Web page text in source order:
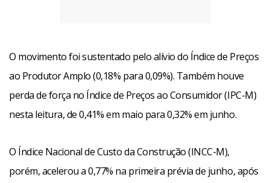
O movimento foi sustentado pelo alívio do Índice de Preços
ao Produtor Amplo (0,18% para 0,09%). Também houve
perda de força no Índice de Preços ao Consumidor (IPC-M)
nesta leitura, de 0,41% em maio para 0,32% em junho.
O Índice Nacional de Custo da Construção (INCC-M),
porém, acelerou a 0,77% na primeira prévia de junho, após